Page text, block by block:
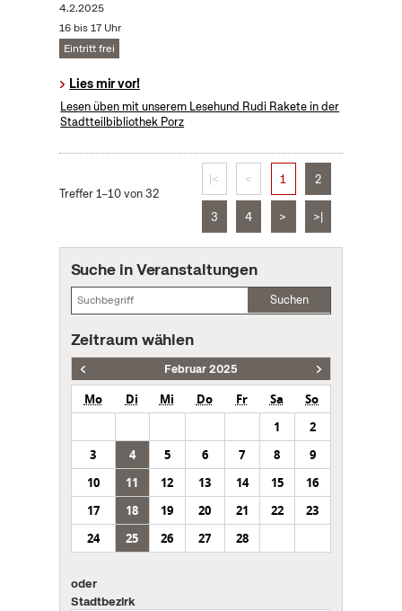
4.2.2025
16 bis 17 Uhr
Eintritt frei
Lies mir vor!
Lesen üben mit unserem Lesehund Rudi Rakete in der
Stadtteilbibliothek Porz
Treffer 1–10 von 32
|< < 1 2
3 4 > >|
Suche in Veranstaltungen
Suchen
Zeitraum wählen
Februar 2025
Mo Di Mi Do Fr Sa
So
1
2
3
4 5 6 7 8
9
10
11 12 13 14 15
16
17
18 19 20 21 22
23
24
25 26 27 28
oder
Stadtbezirk